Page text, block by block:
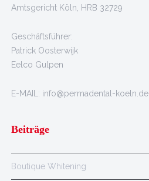
Amtsgericht Köln, HRB 32729
Geschäftsführer:
Patrick Oosterwijk
Eelco Gulpen
E-MAIL: info@permadental-koeln.de
Beiträge
Boutique Whitening